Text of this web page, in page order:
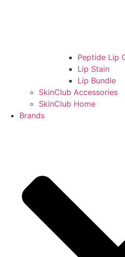
Peptide Lip
Lip Stain
Lip Bundle
SkinClub Accessories
SkinClub Home
Brands